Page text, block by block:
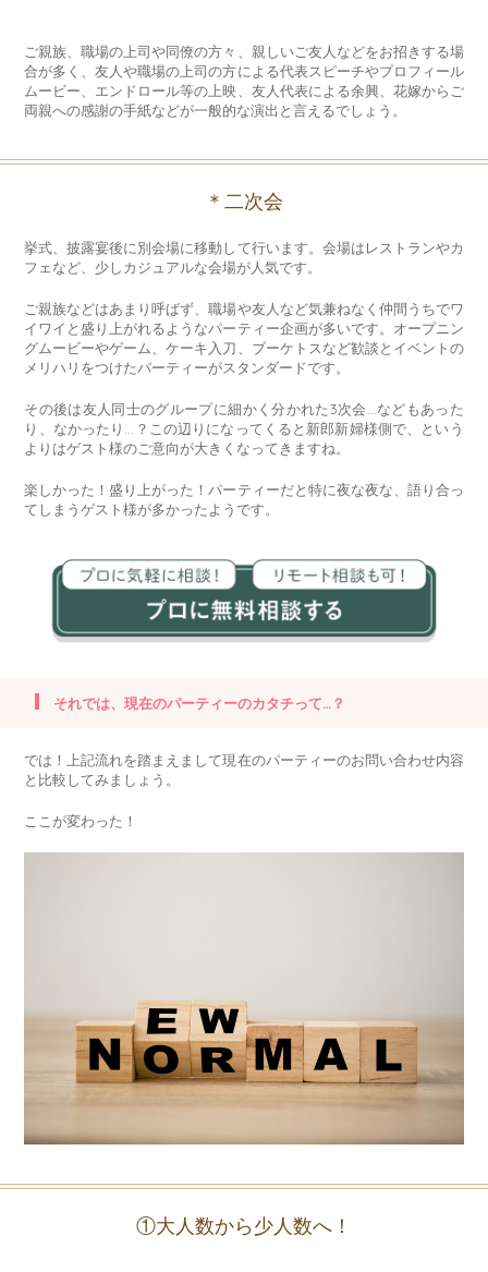
ご親族、職場の上司や同僚の方々、親しいご友人などをお招きする場
合が多く、友人や職場の上司の方による代表スピーチやプロフィール
ムービー、エンドロール等の上映、友人代表による余興、花嫁からご
両親への感謝の手紙などが一般的な演出と言えるでしょう。
＊二次会
挙式、披露宴後に別会場に移動して行います。会場はレストランやカ
フェなど、少しカジュアルな会場が人気です。
ご親族などはあまり呼ばず、職場や友人など気兼ねなく仲間うちでワ
イワイと盛り上がれるようなパーティー企画が多いです。オープニン
グムービーやゲーム、ケーキ入刀、ブーケトスなど歓談とイベントの
メリハリをつけたパーティーがスタンダードです。
その後は友人同士のグループに細かく分かれた3次会…などもあった
り、なかったり…？この辺りになってくると新郎新婦様側で、という
よりはゲスト様のご意向が大きくなってきますね。
楽しかった！盛り上がった！パーティーだと特に夜な夜な、語り合っ
てしまうゲスト様が多かったようです。
それでは、現在のパーティーのカタチって…？
では！上記流れを踏まえまして現在のパーティーのお問い合わせ内容
と比較してみましょう。
ここが変わった！
①大人数から少人数へ！